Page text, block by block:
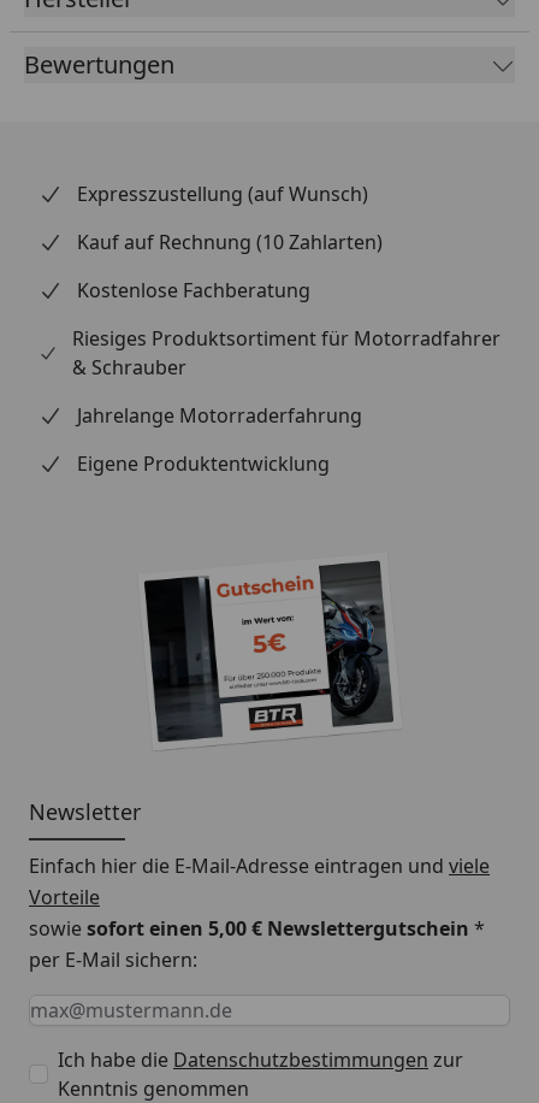
Bewertungen
Expresszustellung (auf Wunsch)
Kauf auf Rechnung (10 Zahlarten)
Kostenlose Fachberatung
Riesiges Produktsortiment für Motorradfahrer
& Schrauber
Jahrelange Motorraderfahrung
Eigene Produktentwicklung
Newsletter
Einfach hier die E-Mail-Adresse eintragen und viele
Vorteile
sowiesofort einen 5,00 € Newslettergutschein *
per E-Mail sichern:
Keine Eingabe erforderlich
Eingabe erforderlich
E-Mail *
Ich habe die Datenschutzbestimmungen zur
Kenntnis genommen